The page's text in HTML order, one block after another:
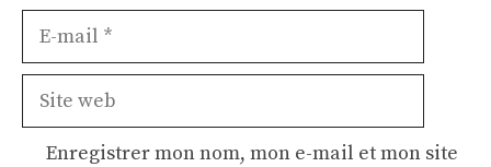
Site
Enregistrer mon nom, mon e-mail et mon site